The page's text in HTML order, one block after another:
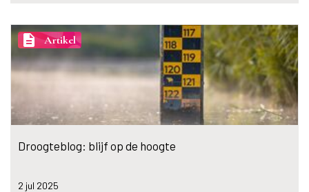
description Artikel
Droogteblog: blijf op de hoogte
2 jul 2025